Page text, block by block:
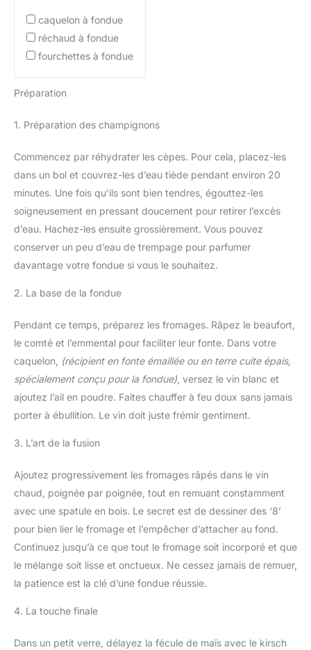
caquelon à fondue
réchaud à fondue
fourchettes à fondue
Préparation
1. Préparation des champignons
Commencez par réhydrater les cèpes. Pour cela, placez-les
dans un bol et couvrez-les d’eau tiède pendant environ 20
minutes. Une fois qu’ils sont bien tendres, égouttez-les
soigneusement en pressant doucement pour retirer l’excès
d’eau. Hachez-les ensuite grossièrement. Vous pouvez
conserver un peu d’eau de trempage pour parfumer
davantage votre fondue si vous le souhaitez.
2. La base de la fondue
Pendant ce temps, préparez les fromages. Râpez le beaufort,
le comté et l’emmental pour faciliter leur fonte. Dans votre
caquelon, (récipient en fonte émaillée ou en terre cuite épais,
spécialement conçu pour la fondue) , versez le vin blanc et
ajoutez l’ail en poudre. Faites chauffer à feu doux sans jamais
porter à ébullition. Le vin doit juste frémir gentiment.
3. L’art de la fusion
Ajoutez progressivement les fromages râpés dans le vin
chaud, poignée par poignée, tout en remuant constamment
avec une spatule en bois. Le secret est de dessiner des ‘8’
pour bien lier le fromage et l’empêcher d’attacher au fond.
Continuez jusqu’à ce que tout le fromage soit incorporé et que
le mélange soit lisse et onctueux. Ne cessez jamais de remuer,
la patience est la clé d’une fondue réussie.
4. La touche finale
Dans un petit verre, délayez la fécule de maïs avec le kirsch